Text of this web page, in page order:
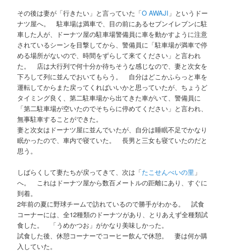
その後は妻が「行きたい」と言っていた「O AWAJI 」というドー
ナツ屋へ。 駐車場は満車で、目の前にあるセブンイレブンに駐
車した人が、ドーナツ屋の駐車場警備員に車を動かすように注意
されているシーンを目撃してから、警備員に「駐車場が満車で停
める場所がないので、時間をずらして来てください」と言われ
た。 店は大行列で何十分か待ちそうな感じなので、妻と次女を
下ろして列に並んでおいてもらう。 自分はどこかふらっと車を
運転してからまた戻ってくればいいかと思っていたが、ちょうど
タイミング良く、第二駐車場から出てきた車がいて、警備員に
「第二駐車場が空いたのでそちらに停めてください」と言われ、
無事駐車することができた。
妻と次女はドーナツ屋に並んでいたが、自分は睡眠不足でかなり
眠かったので、車内で寝ていた。 長男と三女も寝ていたのだと
思う。
しばらくして妻たちが戻ってきて、次は「たこせんべいの里 」
へ。 これはドーナツ屋から数百メートルの距離にあり、すぐに
到着。
2年前の夏に野球チームで訪れているので勝手がわかる。 試食
コーナーには、全12種類のドーナツがあり、とりあえず全種類試
食した。 「うめかつお」がかなり美味しかった。
試食した後、休憩コーナーでコーヒー飲んで休憩。 妻は何か購
入していた。